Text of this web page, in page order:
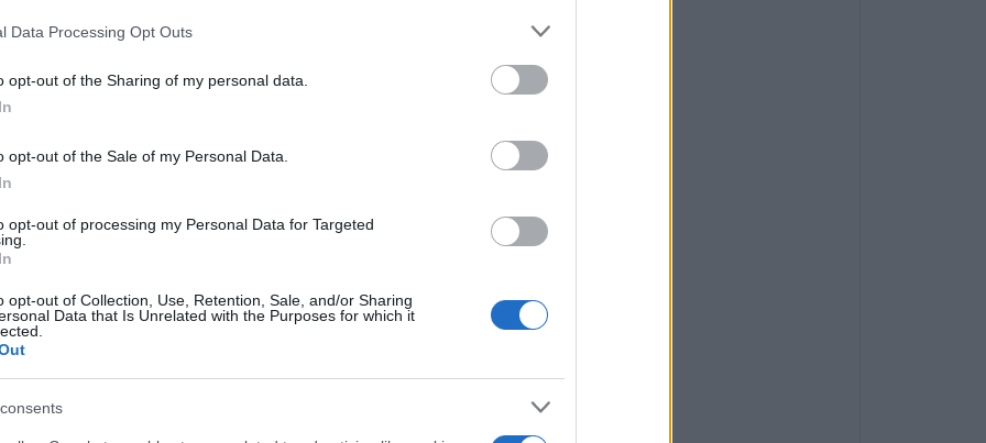
Data Processing Opt Outs
opt-out of the Sharing of my personal data.
opt-out of the Sale of my Personal Data.
opt-out of processing my Personal Data for Targeted
opt-out of Collection, Use, Retention, Sale, and/or Sharing
Data that Is Unrelated with the Purposes for which it
του προς όλα τα μέλη του Συλλόγου για
επέδειξαν στη διαδικασία των εκλογών. Η
δέσμευση για τη συνέχιση ενός έργου που έχει
της πολιτιστικής ζωής της κοινότητας και της
συνεργασίας, το νέο ΔΣ του Συλλόγου
εκδηλώσεων και συνεργασιών, ενισχύοντας
και τον ευρύτερο πολιτιστικό ιστό.